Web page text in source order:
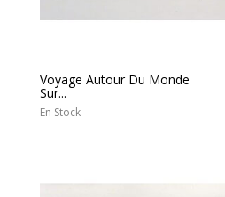
Voyage Autour Du Monde
Sur...
En Stock